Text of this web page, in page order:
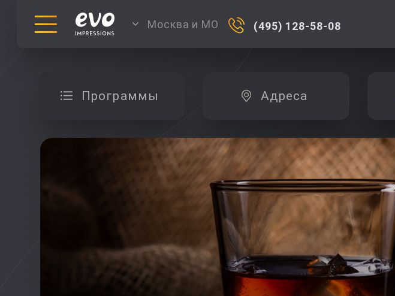
Москва и МО (495) 128-58-08
Программы Адреса